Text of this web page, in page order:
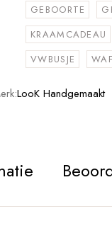
GEBOORTE
KRAAMCADEAU
VWBUSJE
LooK Handgemaakt